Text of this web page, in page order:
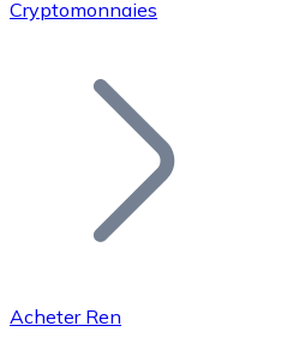
Ajoutez le token de votre
Cryptomonnaies
Acheter Ren